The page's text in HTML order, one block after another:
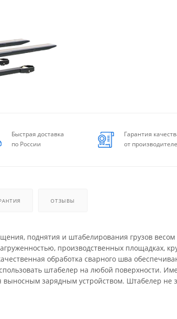
Быстрая доставка
по России
Гарантия
от
ОТЗЫВЫ
поднятия и штабелирования грузов весом
производственных площадках,
обработка сварного шва
штабелер на любой поверхности.
зарядным устройством. Штабелер не